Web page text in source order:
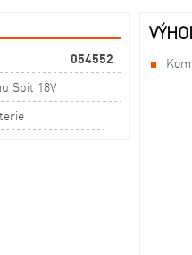
054552
Spit 18V